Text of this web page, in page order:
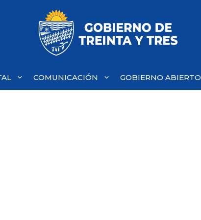
COMUNICACIÓN GOBIERNO ABIERTO